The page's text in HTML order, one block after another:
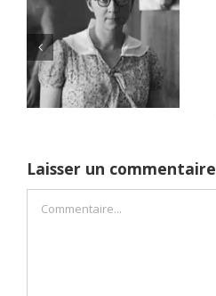
Netflix Field of
Dreams (1989)
Laisser un commentaire